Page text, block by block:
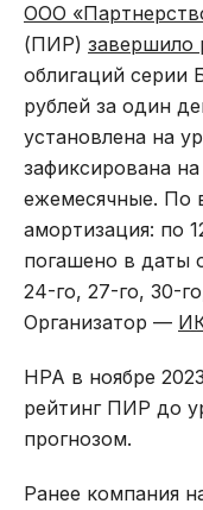
ООО
(ПИР) завершило
облигаций серии
рублей за один
установлена на
зафиксирована
ежемесячные. По
амортизация: по
погашено в даты
24-го, 27-го, 30-
Организатор —
НРА в ноябре
рейтинг ПИР до
прогнозом.
Ранее компания